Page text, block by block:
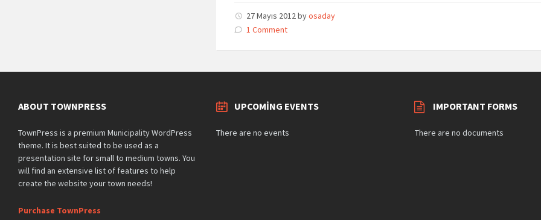
27 Mayıs 2012byosaday
1 Comment
ABOUT TOWNPRESS
TownPress is a premium Municipality WordPress
theme. It is best suited to be used as a
presentation site for small to medium towns. You
will find an extensive list of features to help
create the website your town needs!
Purchase TownPress
UPCOMING EVENTS
There are no events
IMPORTANT FORMS
There are no documents